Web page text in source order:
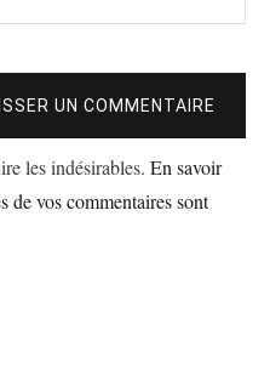
UN COMMENTAIRE
les indésirables. En savoir
de vos commentaires sont